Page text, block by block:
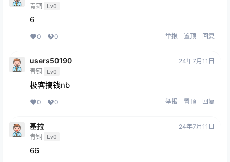
青铜 Lv0
6
0 0 举报 置顶 回复
users50190
青铜 Lv0
24年7月11日
极客搞钱nb
0 0 举报 置顶 回复
基拉
青铜 Lv0
24年7月11日
66